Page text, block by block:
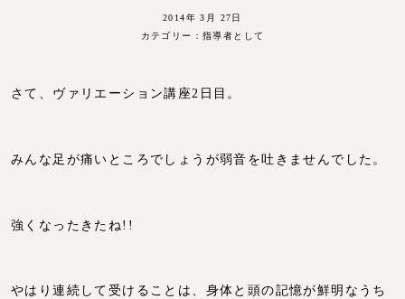
2014年 3月 27日
カテゴリー： 指導者として
さて、ヴァリエーション講座2日目。
みんな足が痛いところでしょうが弱音を吐きませんでした。
強くなったきたね!!
やはり連続して受けることは、身体と頭の記憶が鮮明なうち